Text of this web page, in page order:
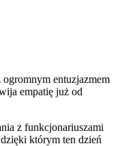
entuzjazmem
empatię już od
z funkcjonariuszami
którym ten dzień